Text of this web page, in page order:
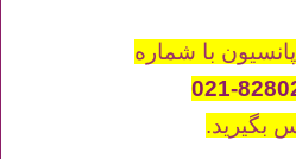
با شماره
021-
بگیرید.